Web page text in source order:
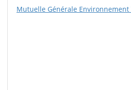
Mutuelle Générale